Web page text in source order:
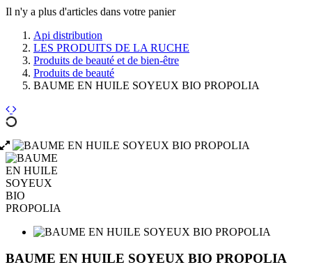
Il n'y a plus d'articles dans votre panier
Api distribution
LES PRODUITS DE LA RUCHE
Produits de beauté et de bien-être
Produits de beauté
BAUME EN HUILE SOYEUX BIO PROPOLIA
BAUME EN HUILE SOYEUX BIO PROPOLIA